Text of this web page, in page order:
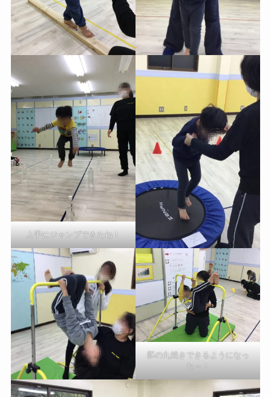
上手にジャンプできたね！
豚の丸焼きできるようになっ
た～！